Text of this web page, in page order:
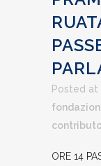
Posted at
ORE 14